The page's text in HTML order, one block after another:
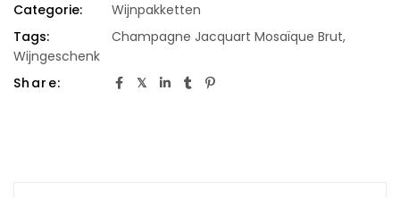
Categorie:
Wijnpakketten
Tags:
Champagne Jacquart Mosaïque Brut,
Wijngeschenk
Share: